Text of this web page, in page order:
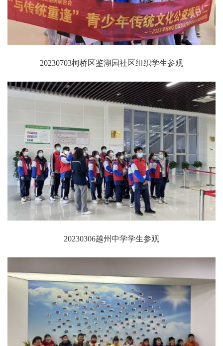
20230703柯桥区鉴湖园社区组织学生参观
20230306越州中学学生参观